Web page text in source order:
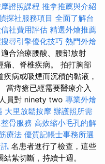
證照課程 推拿推薦與介紹
探社服務項目 全面了解台
社費用評估 精選外燴推薦
尋引擎優化技巧 熱門外燴
合治療腰酸、腰部放射
痛、脊椎疾病。 拍打胸部
病或吸煙而沉積的黏液，
當痔瘡已經需要醫療介入
員對 ninety two 專業外燴
大里放鬆按摩 辦護照所需
骨服務 高效縮小毛孔的解
療法 優質記帳士事務所選
名患者進行了檢查，這些
紮切斷，持續十週。